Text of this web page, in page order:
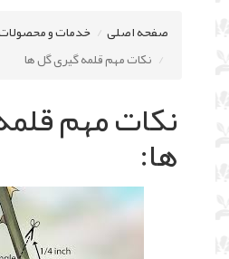
صفحه اصلی خدمات و
نکات مهم قلمه گیری گل ها
نکات مهم
ها: